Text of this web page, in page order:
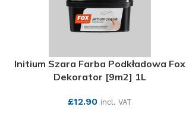
Initium Szara Farba Podkładowa Fox
Dekorator [9m2] 1L
£12.90 incl. VAT